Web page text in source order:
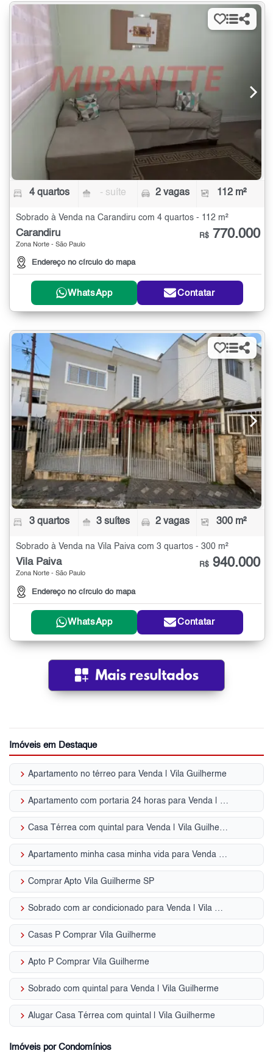
4 quartos - suíte 2 vagas 112 m²
Sobrado à Venda na Carandiru com 4 quartos - 112 m²
Carandiru
Zona Norte - São Paulo
Endereço no círculo do mapa
R$ 770.000
WhatsApp Contatar
3 quartos 3 suítes 2 vagas 300 m²
Sobrado à Venda na Vila Paiva com 3 quartos - 300 m²
Vila Paiva
Zona Norte - São Paulo
Endereço no círculo do mapa
R$ 940.000
WhatsApp Contatar
Imóveis em Destaque
keyboard_arrow_right Apartamento no térreo para Venda | Vila Guilherme
keyboard_arrow_right Apartamento com portaria 24 horas para Venda | Vila Guilherme
keyboard_arrow_right Casa Térrea com quintal para Venda | Vila Guilherme
keyboard_arrow_right Apartamento minha casa minha vida para Venda | Vila Guilherme
keyboard_arrow_right Comprar Apto Vila Guilherme SP
keyboard_arrow_right Sobrado com ar condicionado para Venda | Vila Guilherme
keyboard_arrow_right Casas P Comprar Vila Guilherme
keyboard_arrow_right Apto P Comprar Vila Guilherme
keyboard_arrow_right Sobrado com quintal para Venda | Vila Guilherme
keyboard_arrow_right Alugar Casa Térrea com quintal | Vila Guilherme
Imóveis por Condomínios